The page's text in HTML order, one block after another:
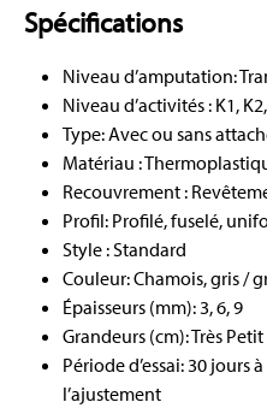
Spécifications
Niveau d’amputation:
Niveau d’activités : K1,
Type: Avec ou sans
Matériau :
Recouvrement :
Profil: Profilé, fuselé,
Style : Standard
Couleur: Chamois, gris /
Épaisseurs (mm): 3, 6, 9
Grandeurs (cm): Très Petit
Période d’essai: 30 jours
l’ajustement